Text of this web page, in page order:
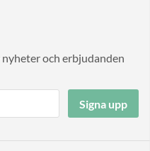
och erbjudanden
Signa upp